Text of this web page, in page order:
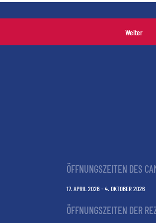
Weiter
ÖFFNUNGSZEITEN DES
17. APRIL 2026 - 4. OKTOBER 2026
ÖFFNUNGSZEITEN DER